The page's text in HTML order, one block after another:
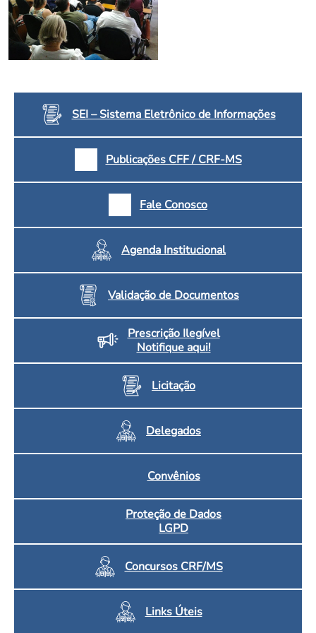
Convenção Coletiva 2025/2026 – Piso salarial Farmácias e Drogaria
Consulta de Farmacêuticos e Estabelecimentos Inscritos no CRF/MS
Saúde Pública e Indígena
Calendário Eleitoral
Candidatos
Votação
Eleições Anteriores
SEI – Sistema Eletrônico de Informações
Publicações CFF / CRF-MS
Fale Conosco
Agenda Institucional
Validação de Documentos
Prescrição Ilegível
Notifique aqui!
Licitação
Delegados
Convênios
Proteção de Dados
LGPD
Concursos CRF/MS
Links Úteis